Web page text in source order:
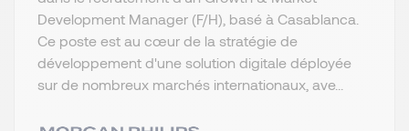
Development Manager (F/H), basé à Casablanca.
Ce poste est au cœur de la stratégie de
développement d'une solution digitale déployée
sur de nombreux marchés internationaux, ave...